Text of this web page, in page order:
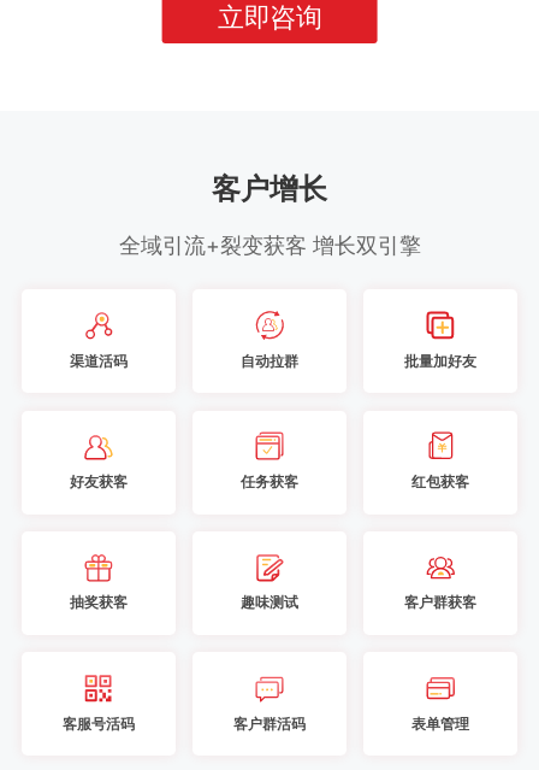
立即咨询
客户增长
全域引流+裂变获客 增长双引擎
渠道活码 自动拉群 批量加好友
好友获客 任务获客 红包获客
抽奖获客 趣味测试 客户群获客
客服号活码 客户群活码 表单管理